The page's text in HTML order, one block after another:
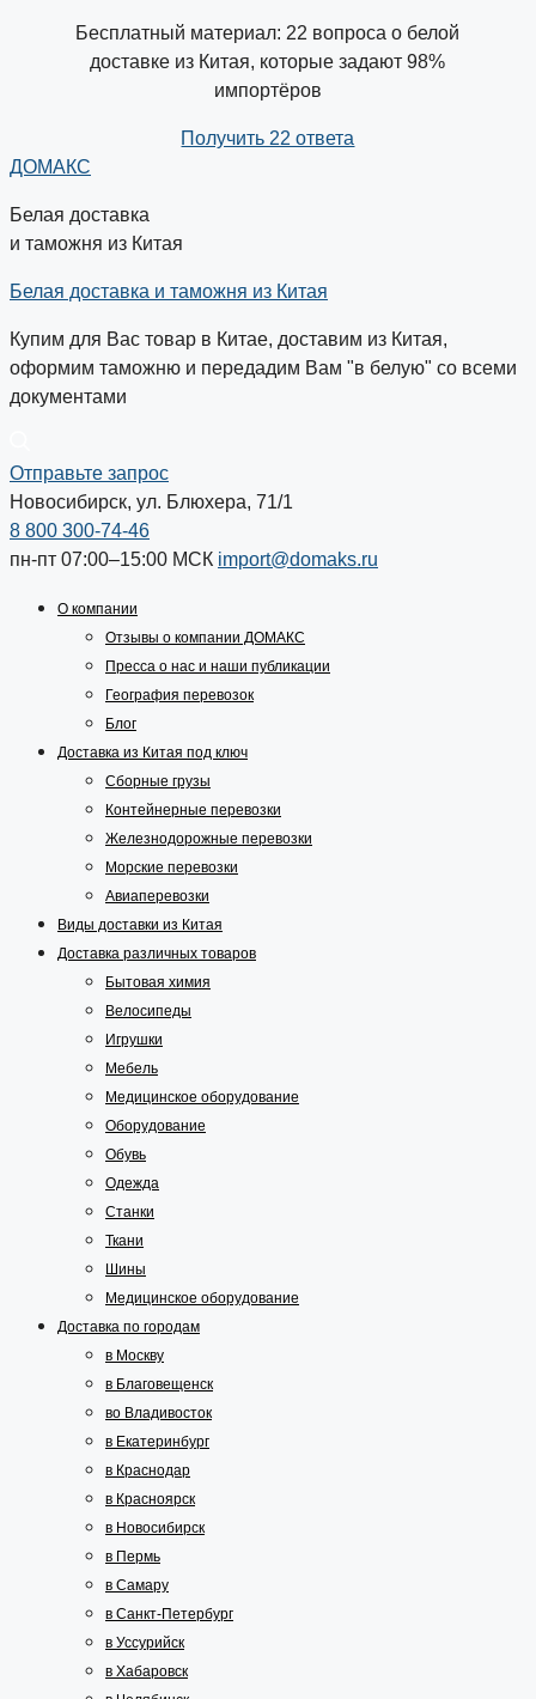
Бесплатный материал: 22 вопроса о белой
доставке из Китая, которые задают 98%
импортёров
Получить 22 ответа
ДОМАКС
Белая доставка
и таможня из Китая
Белая доставка и таможня из Китая
Купим для Вас товар в Китае, доставим из Китая,
оформим таможню и передадим Вам "в белую" со всеми
документами
Отправьте запрос
Новосибирск, ул. Блюхера, 71/1
8 800 300-74-46
пн-пт 07:00–15:00 МСК import@domaks.ru
О компании
Отзывы о компании ДОМАКС
Пресса о нас и наши публикации
География перевозок
Блог
Доставка из Китая под ключ
Сборные грузы
Контейнерные перевозки
Железнодорожные перевозки
Морские перевозки
Авиаперевозки
Виды доставки из Китая
Доставка различных товаров
Бытовая химия
Велосипеды
Игрушки
Мебель
Медицинское оборудование
Оборудование
Обувь
Одежда
Станки
Ткани
Шины
Медицинское оборудование
Доставка по городам
в Москву
в Благовещенск
во Владивосток
в Екатеринбург
в Краснодар
в Красноярск
в Новосибирск
в Пермь
в Самару
в Санкт-Петербург
в Уссурийск
в Хабаровск